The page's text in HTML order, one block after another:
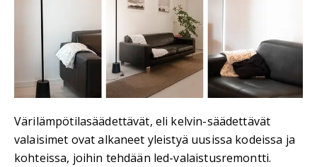
Värilämpötilasäädettävät, eli kelvin-säädettävät
valaisimet ovat alkaneet yleistyä uusissa kodeissa ja
kohteissa, joihin tehdään led-valaistusremontti.